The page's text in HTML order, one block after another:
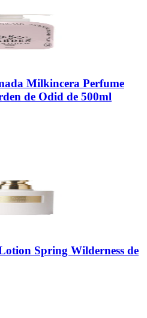
Milkincera Perfume
de Odid de 500ml
Spring Wilderness de